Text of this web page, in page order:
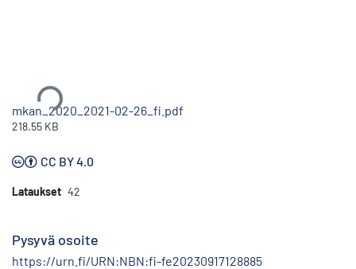
mkan_2020_2021-02-26_fi.pdf
218.55 KB
CC BY 4.0
Lataukset 42
Pysyvä osoite
https://urn.fi/URN:NBN:fi-fe20230917128885